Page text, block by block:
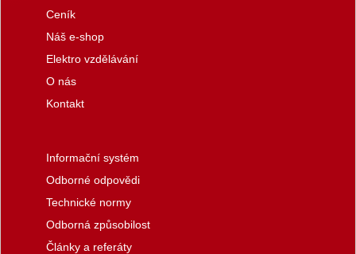
Ceník
Náš e-shop
Elektro vzdělávání
O nás
Kontakt
Informační systém
Odborné odpovědi
Technické normy
Odborná způsobilost
Články a referáty